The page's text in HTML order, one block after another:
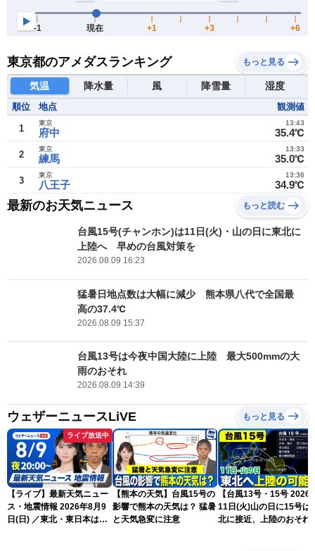
東京都のアメダスランキング もっと見る
気温 降水量 風 降雪量 湿度
順位 地点 観測値
1 府中
東京
35.4℃
13:43
2 練馬
東京
35.0℃
13:33
3 八王子
東京
34.9℃
13:36
最新のお天気ニュース もっと読む
台風15号(チャンホン)は11日(火)・山の日に東北に
上陸へ 早めの台風対策を
2026.08.09 16:23
猛暑日地点数は大幅に減少 熊本県八代で全国最
高の37.4℃
2026.08.09 15:37
台風13号は今夜中国大陸に上陸 最大500mmの大
雨のおそれ
2026.08.09 14:39
ウェザーニュースLiVE もっと見る
ライブ放送中
【ライブ】最新天気ニュー
ス・地震情報 2026年8月9
日(日) ／東北・東日本は急
【熊本の天気】台風15号の
影響で熊本の天気は？ 猛暑
と天気急変に注意
【台風13号・15号 2026
11日(火)山の日に15号は
北に接近、上陸のおそれ